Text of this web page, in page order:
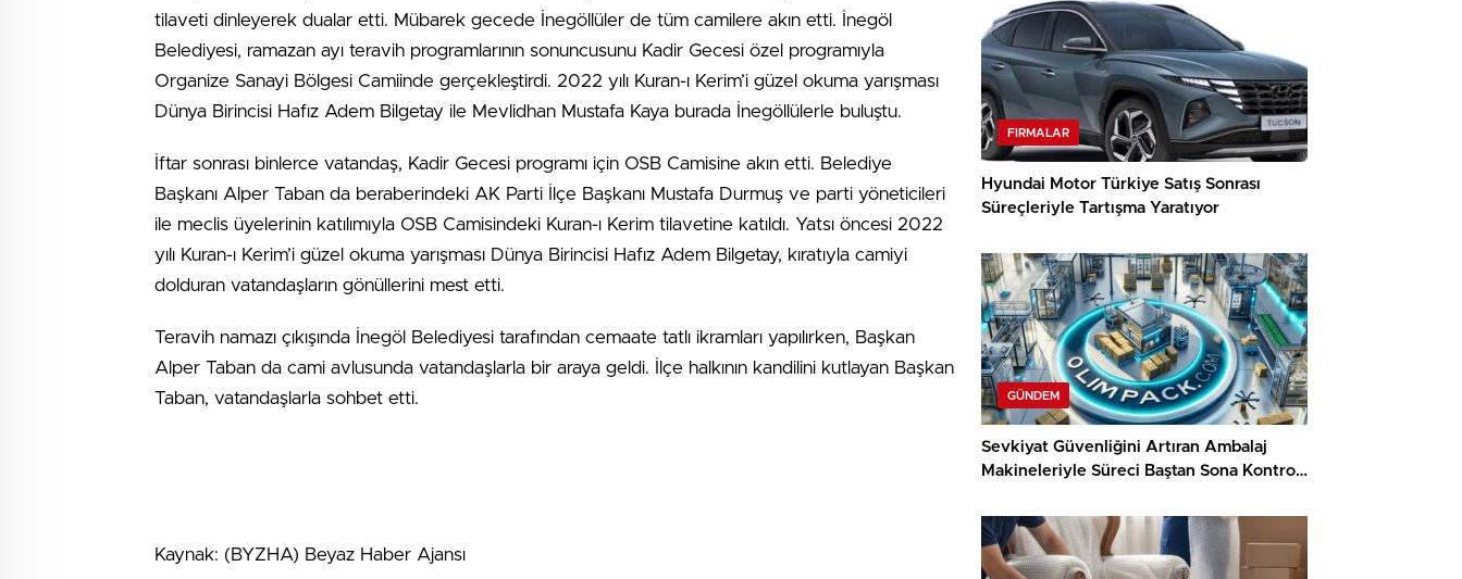
tilaveti dinleyerek dualar etti. Mübarek gecede İnegöllüler de tüm camilere akın etti. İnegöl
Belediyesi, ramazan ayı teravih programlarının sonuncusunu Kadir Gecesi özel programıyla
Organize Sanayi Bölgesi Camiinde gerçekleştirdi. 2022 yılı Kuran-ı Kerim’i güzel okuma yarışması
Dünya Birincisi Hafız Adem Bilgetay ile Mevlidhan Mustafa Kaya burada İnegöllülerle buluştu.
İftar sonrası binlerce vatandaş, Kadir Gecesi programı için OSB Camisine akın etti. Belediye
Başkanı Alper Taban da beraberindeki AK Parti İlçe Başkanı Mustafa Durmuş ve parti yöneticileri
ile meclis üyelerinin katılımıyla OSB Camisindeki Kuran-ı Kerim tilavetine katıldı. Yatsı öncesi 2022
yılı Kuran-ı Kerim’i güzel okuma yarışması Dünya Birincisi Hafız Adem Bilgetay, kıratıyla camiyi
dolduran vatandaşların gönüllerini mest etti.
Teravih namazı çıkışında İnegöl Belediyesi tarafından cemaate tatlı ikramları yapılırken, Başkan
Alper Taban da cami avlusunda vatandaşlarla bir araya geldi. İlçe halkının kandilini kutlayan Başkan
Taban, vatandaşlarla sohbet etti.
Kaynak: (BYZHA) Beyaz Haber Ajansı
FIRMALAR
Hyundai Motor Türkiye Satış Sonrası
Süreçleriyle Tartışma Yaratıyor
GÜNDEM
Sevkiyat Güvenliğini Artıran Ambalaj
Makineleriyle Süreci Baştan Sona Kontrol